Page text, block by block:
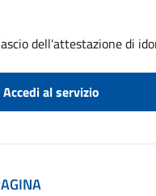
dell'attestazione di
Accedi al servizio